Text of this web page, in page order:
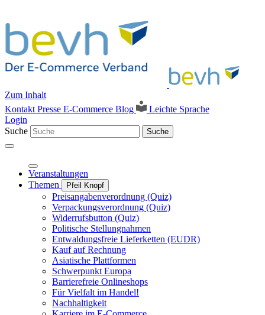
Zum Inhalt
Kontakt Presse E-Commerce Blog
Leichte Sprache
Login
Suche
Suche
Veranstaltungen
Themen
Pfeil Knopf
Preisangabenverordnung (Quiz)
Verpackungsverordnung (Quiz)
Widerrufsbutton (Quiz)
Politische Stellungnahmen
Entwaldungsfreie Lieferketten (EUDR)
Kauf auf Rechnung
Asiatische Plattformen
Schwerpunkt Europa
Barrierefreie Onlineshops
Für Vielfalt im Handel!
Nachhaltigkeit